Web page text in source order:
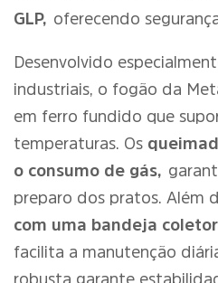
GLP, oferecendo
Desenvolvido
industriais, o fogão da
em ferro fundido que
temperaturas. Os
o consumo de gás,
preparo dos pratos. Além
com uma bandeja
facilita a manutenção
robusta garante